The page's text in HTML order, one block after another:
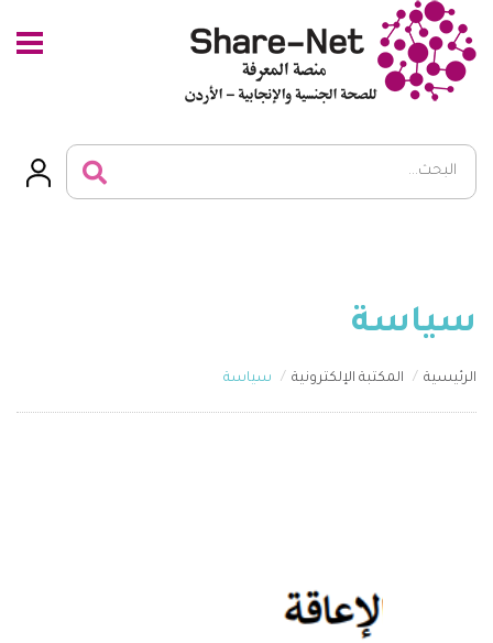
سياسة
الرئيسية المكتبة الإلكترونية سياسة